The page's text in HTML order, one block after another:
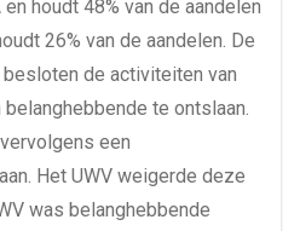
houdt 48% van de aandelen
26% van de aandelen. De
de activiteiten van
te ontslaan.
een
Het UWV weigerde deze
was belanghebbende